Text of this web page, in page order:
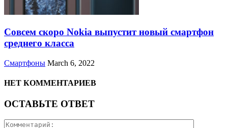
Совсем скоро Nokia выпустит новый смартфон
среднего класса
Смартфоны March 6, 2022
НЕТ КОММЕНТАРИЕВ
ОСТАВЬТЕ ОТВЕТ